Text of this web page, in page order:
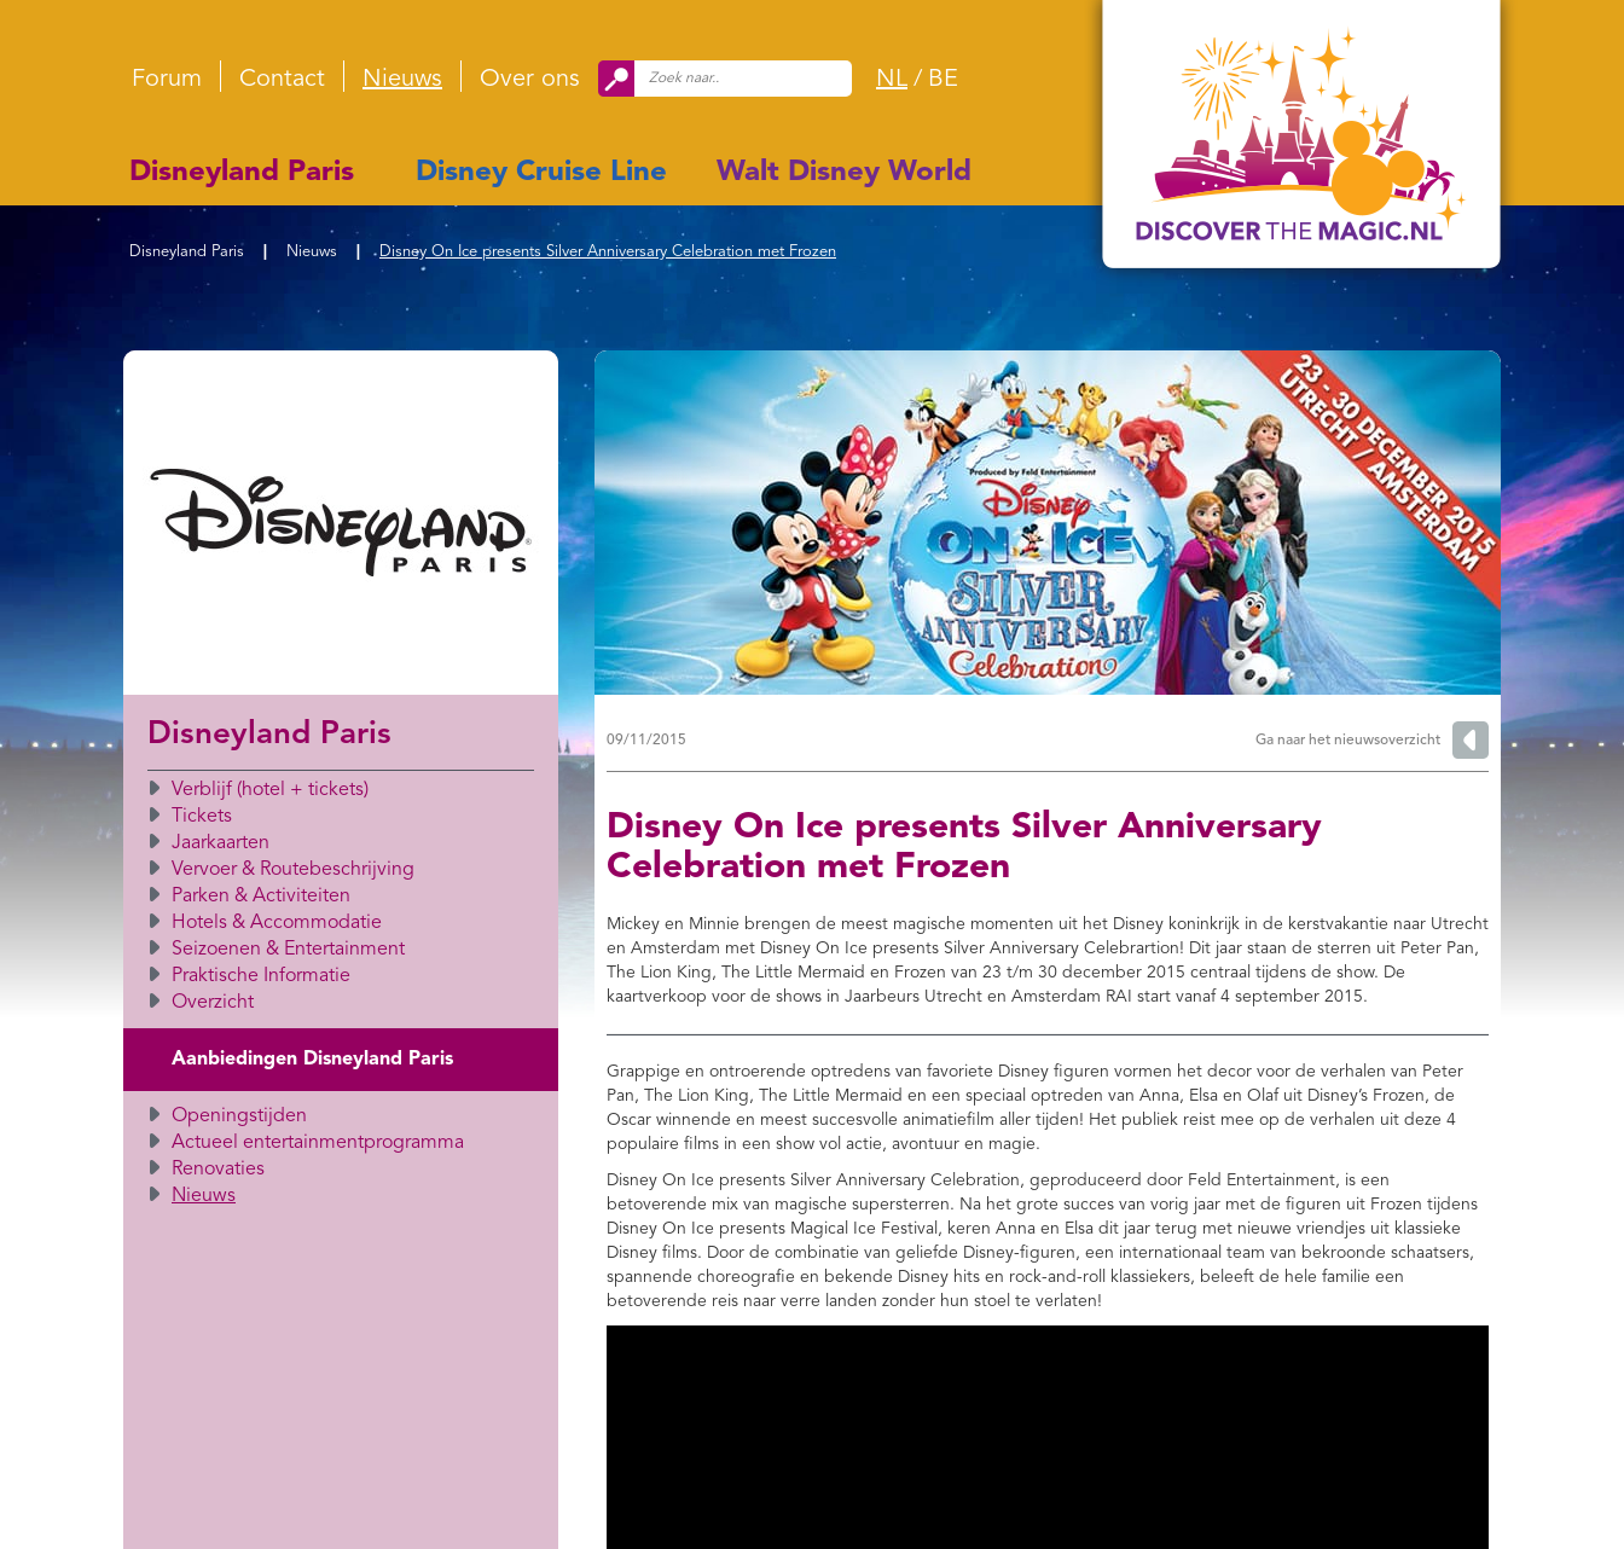
Forum Contact Nieuws Over ons NL / BE
Disneyland Paris Disney Cruise Line Walt Disney World
Disneyland Paris Nieuws Disney On Ice presents Silver Anniversary Celebration met Frozen
Disneyland Paris
Verblijf (hotel + tickets)
Tickets
Jaarkaarten
Vervoer & Routebeschrijving
Parken & Activiteiten
Hotels & Accommodatie
Seizoenen & Entertainment
Praktische Informatie
Overzicht
Aanbiedingen Disneyland Paris
Openingstijden
Actueel entertainmentprogramma
Renovaties
Nieuws
09/11/2015 Ga naar het nieuwsoverzicht
Disney On Ice presents Silver Anniversary
Celebration met Frozen
Mickey en Minnie brengen de meest magische momenten uit het Disney koninkrijk in de kerstvakantie naar Utrecht
en Amsterdam met Disney On Ice presents Silver Anniversary Celebrartion! Dit jaar staan de sterren uit Peter Pan,
The Lion King, The Little Mermaid en Frozen van 23 t/m 30 december 2015 centraal tijdens de show. De
kaartverkoop voor de shows in Jaarbeurs Utrecht en Amsterdam RAI start vanaf 4 september 2015.
Grappige en ontroerende optredens van favoriete Disney figuren vormen het decor voor de verhalen van Peter
Pan, The Lion King, The Little Mermaid en een speciaal optreden van Anna, Elsa en Olaf uit Disney’s Frozen, de
Oscar winnende en meest succesvolle animatiefilm aller tijden! Het publiek reist mee op de verhalen uit deze 4
populaire films in een show vol actie, avontuur en magie.
Disney On Ice presents Silver Anniversary Celebration, geproduceerd door Feld Entertainment, is een
betoverende mix van magische supersterren. Na het grote succes van vorig jaar met de figuren uit Frozen tijdens
Disney On Ice presents Magical Ice Festival, keren Anna en Elsa dit jaar terug met nieuwe vriendjes uit klassieke
Disney films. Door de combinatie van geliefde Disney-figuren, een internationaal team van bekroonde schaatsers,
spannende choreografie en bekende Disney hits en rock-and-roll klassiekers, beleeft de hele familie een
betoverende reis naar verre landen zonder hun stoel te verlaten!